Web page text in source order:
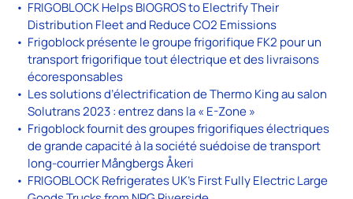
FRIGOBLOCK Helps BIOGROS to Electrify Their
Distribution Fleet and Reduce CO2 Emissions
Frigoblock présente le groupe frigorifique FK2 pour un
transport frigorifique tout électrique et des livraisons
écoresponsables
Les solutions d’électrification de Thermo King au salon
Solutrans 2023 : entrez dans la « E-Zone »
Frigoblock fournit des groupes frigorifiques électriques
de grande capacité à la société suédoise de transport
long-courrier Mångbergs Åkeri
FRIGOBLOCK Refrigerates UK’s First Fully Electric Large